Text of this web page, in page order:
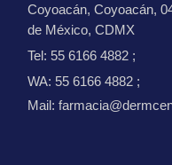
Coyoacán, Coyoacán,
de México, CDMX
Tel: 55 6166 4882 ;
WA: 55 6166 4882 ;
Mail: